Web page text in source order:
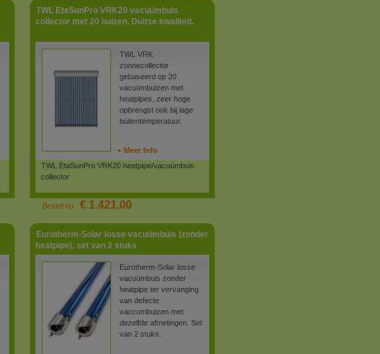
TWL EtaSunPro VRK20 vacuümbuis
collector met 20 buizen. Duitse kwaliteit.
TWL VRK
zonnecollector
gebaseerd op 20
vacuümbuizen met
heatpipes, zeer hoge
opbrengst ook bij lage
buitentemperatuur.
Meer Info
TWL EtaSunPro VRK20 heatpipe/vacuümbuis
collector
Bestel nu : € 1.421,00
Eurotherm-Solar losse vacuümbuis (zonder
heatpipe), set van 2 stuks
Eurotherm-Solar losse
vacuümbuis zonder
heatpipe ter vervanging
van defecte
vaccumbuizen met
dezelfde afmetingen. Set
van 2 stuks.